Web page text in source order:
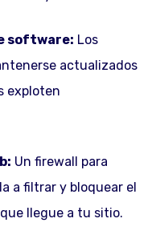
software: Los
actualizados
exploten
Un firewall para
a filtrar y bloquear el
llegue a tu sitio.